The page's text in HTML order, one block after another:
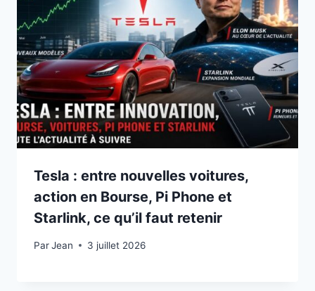
Tesla : entre nouvelles voitures,
action en Bourse, Pi Phone et
Starlink, ce qu’il faut retenir
ParJean
3 juillet 20263 juillet 2026